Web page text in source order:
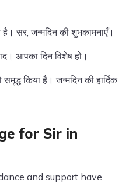
सर, जन्मदिन की शुभकामनाएँ।
आपका दिन विशेष हो।
किया है। जन्मदिन की हार्दिक
for Sir in
and support have